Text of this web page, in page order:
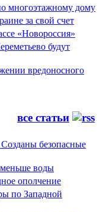
многоэтажному дому
за свой счет
«Новороссия»
будут
вредоносного
все статьи
безопасные
меньше воды
ополчение
по Западной